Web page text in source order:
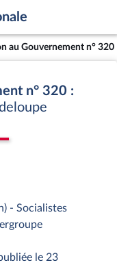
au Gouvernement n° 320
n° 320 :
- Socialistes
le 23